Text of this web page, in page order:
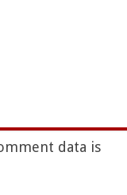
data is